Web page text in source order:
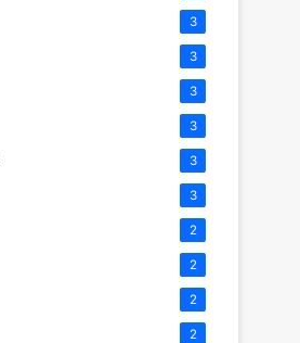
3
3
3
3
3
3
2
2
2
2